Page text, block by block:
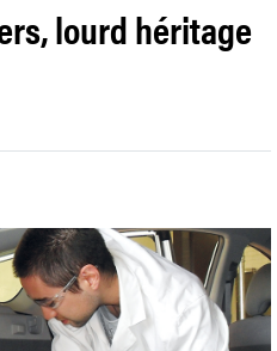
lourd héritage